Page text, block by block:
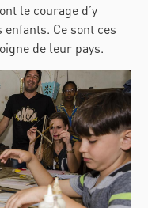
le courage d’y
Ce sont ces
de leur pays.